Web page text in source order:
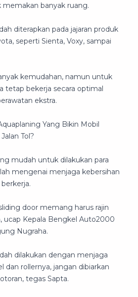
banyak ruang.
diterapkan pada jajaran produk
seperti Sienta, Voxy, sampai
kemudahan, namun untuk
tetap bekerja secara optimal
ekstra.
Yang Bikin Mobil
Tol?
mudah untuk dilakukan para
mengenai menjaga kebersihan
door memang harus rajin
ucap Kepala Bengkel Auto2000
Nugraha.
dilakukan dengan menjaga
dan rollernya, jangan dibiarkan
tegas Sapta.